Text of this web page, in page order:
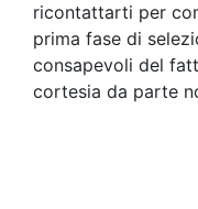
ricontattarti per
prima fase di
consapevoli del
cortesia da parte